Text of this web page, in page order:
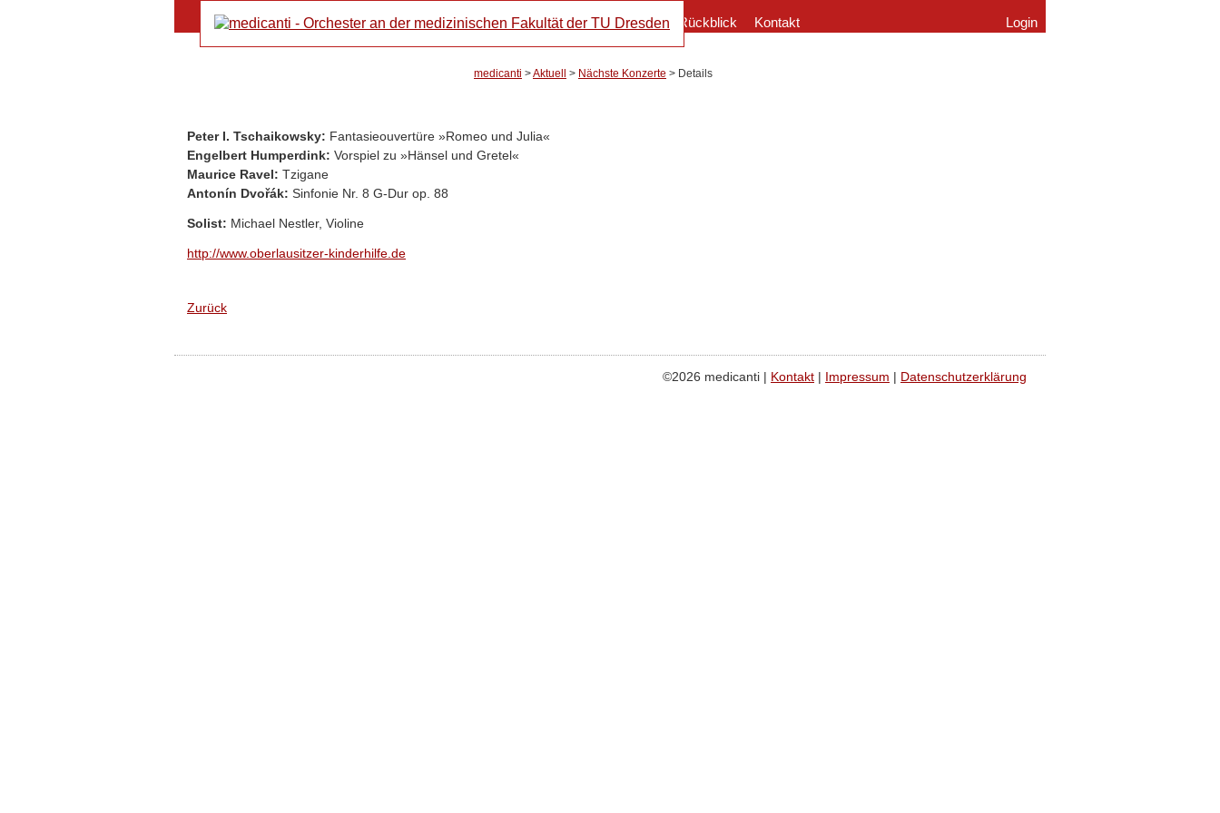
Navigation
Orchester Aktuell Rückblick Kontakt Login
medicanti >Aktuell > Nächste Konzerte > Details
Peter I. Tschaikowsky: Fantasieouvertüre »Romeo und Julia«
Engelbert Humperdink: Vorspiel zu »Hänsel und Gretel«
Maurice Ravel: Tzigane
Antonín Dvořák: Sinfonie Nr. 8 G-Dur op. 88
Solist: Michael Nestler, Violine
http://www.oberlausitzer-kinderhilfe.de
Zurück
©2026 medicanti | Kontakt | Impressum | Datenschutzerklärung